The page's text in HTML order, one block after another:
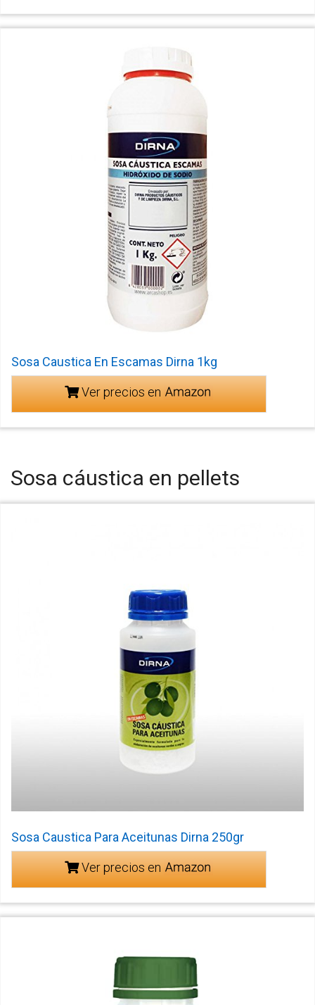
Sosa Caustica En Escamas Dirna 1kg
Ver precios en
Sosa cáustica en pellets
Sosa Caustica Para Aceitunas Dirna 250gr
Ver precios en